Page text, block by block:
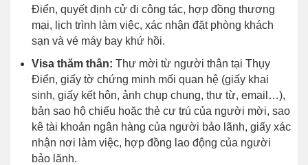
Điển, quyết định cử đi công tác, hợp đồng thương
mại, lịch trình làm việc, xác nhận đặt phòng khách
sạn và vé máy bay khứ hồi.
Visa thăm thân: Thư mời từ người thân tại Thụy
Điển, giấy tờ chứng minh mối quan hệ (giấy khai
sinh, giấy kết hôn, ảnh chụp chung, thư từ, email…),
bản sao hộ chiếu hoặc thẻ cư trú của người mời, sao
kê tài khoản ngân hàng của người bảo lãnh, giấy xác
nhận nơi làm việc, hợp đồng lao động của người
bảo lãnh.